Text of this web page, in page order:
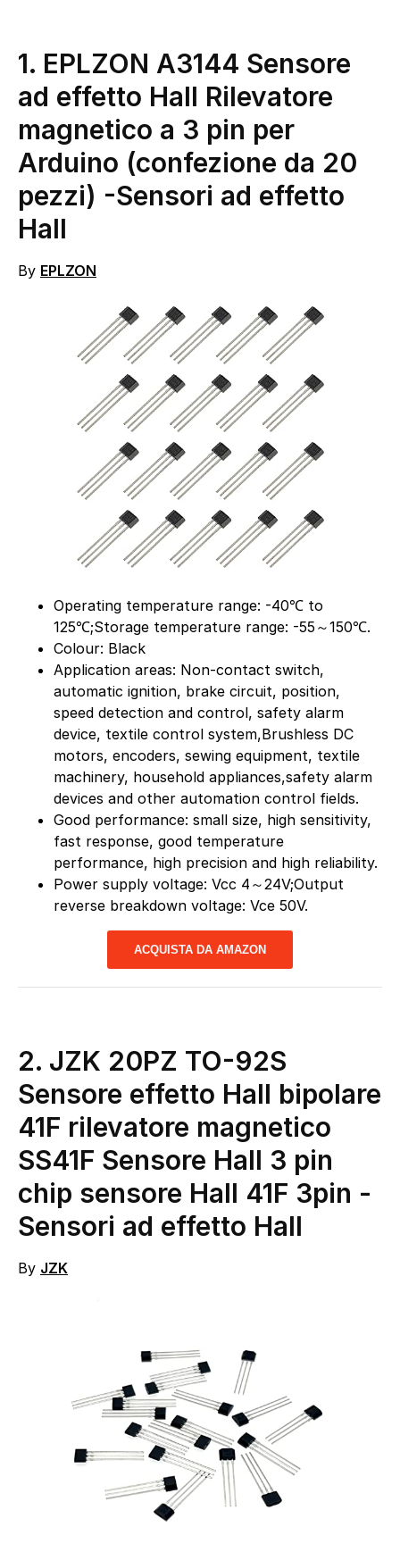
1. EPLZON A3144 Sensore
ad effetto Hall Rilevatore
magnetico a 3 pin per
Arduino (confezione da 20
pezzi) -Sensori ad effetto
Hall
By EPLZON
Operating temperature range: -40℃ to
125℃;Storage temperature range: -55～150℃.
Colour: Black
Application areas: Non-contact switch,
automatic ignition, brake circuit, position,
speed detection and control, safety alarm
device, textile control system,Brushless DC
motors, encoders, sewing equipment, textile
machinery, household appliances,safety alarm
devices and other automation control fields.
Good performance: small size, high sensitivity,
fast response, good temperature
performance, high precision and high reliability.
Power supply voltage: Vcc 4～24V;Output
reverse breakdown voltage: Vce 50V.
ACQUISTA DA AMAZON
2. JZK 20PZ TO-92S
Sensore effetto Hall bipolare
41F rilevatore magnetico
SS41F Sensore Hall 3 pin
chip sensore Hall 41F 3pin -
Sensori ad effetto Hall
By JZK